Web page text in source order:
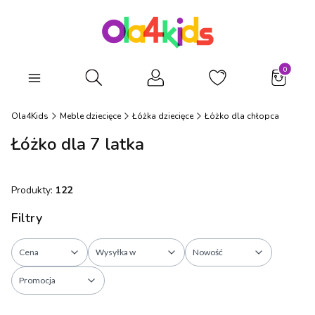
Otwórz wyszukiwarkę
Ola4Kids Meble dziecięce Łóżka dziecięce Łóżko dla chłopca
Łóżko dla 7 latka
Produkty: 122
Filtry
Cena Wysyłka w Nowość
Promocja